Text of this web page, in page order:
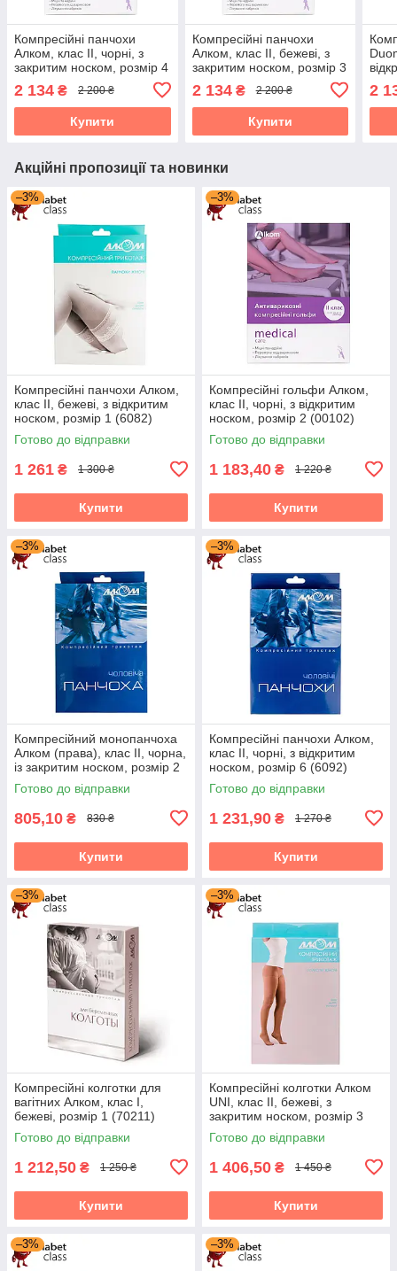
Компресійні панчохи
Алком, клас II, чорні, з
закритим носком, розмір 4
2 134 ₴ 2 200 ₴
Купити
Компресійні панчохи
Алком, клас II, бежеві, з
закритим носком, розмір 3
2 134₴ 2 200 ₴
Купити
2
Акційні пропозиції та новинки
–3%
Компресійні панчохи Алком,
клас II, бежеві, з відкритим
носком, розмір 1 (6082)
Готово до відправки
1 261 ₴ 1 300 ₴
Купити
–3%
Компресійні гольфи Алком,
клас II, чорні, з відкритим
носком, розмір 2 (00102)
Готово до відправки
1 183,40 ₴ 1 220 ₴
Купити
–3%
Компресійний монопанчоха
Алком (права), клас II, чорна,
із закритим носком, розмір 2
(6062)
Готово до відправки
805,10 ₴ 830 ₴
Купити
–3%
Компресійні панчохи Алком,
клас II, чорні, з відкритим
носком, розмір 6 (6092)
Готово до відправки
1 231,90 ₴ 1 270 ₴
Купити
–3%
Компресійні колготки для
вагітних Алком, клас I,
бежеві, розмір 1 (70211)
Готово до відправки
1 212,50 ₴ 1 250 ₴
Купити
–3%
Компресійні колготки Алком
UNI, клас II, бежеві, з
закритим носком, розмір 3
(70123)
Готово до відправки
1 406,50 ₴ 1 450 ₴
Купити
–3% –3%